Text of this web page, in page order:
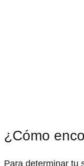
¿Cómo
Para determinar tu